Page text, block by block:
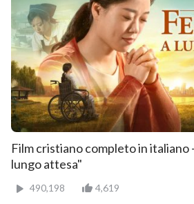
Film cristiano completo in italiano - "Una felicità a
lungo attesa"
490,198 4,619